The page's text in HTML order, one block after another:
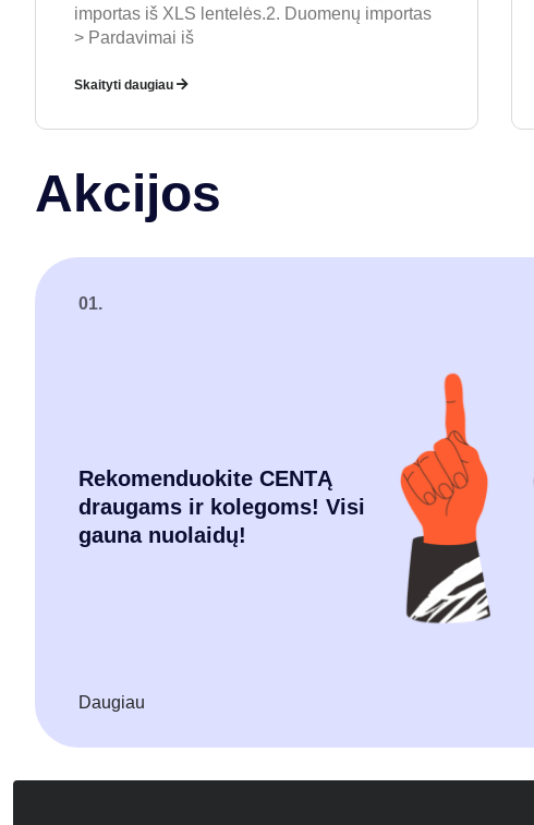
importas iš XLS lentelės.2. Duomenų importas
> Pardavimai iš
Skaityti daugiau
Akcijos
01.
Rekomenduokite CENTĄ
draugams ir kolegoms! Visi
gauna nuolaidų!
Daugiau